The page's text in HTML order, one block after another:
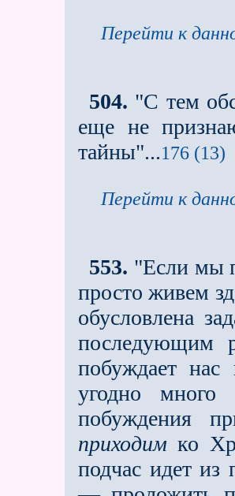
Перейти к
504. "С тем
еще не
тайны"...176 (13)
Перейти к
553. "Если мы
просто живем
обусловлена
последующим
побуждает
угодно много
побуждения
приходим ко
подчас идет из